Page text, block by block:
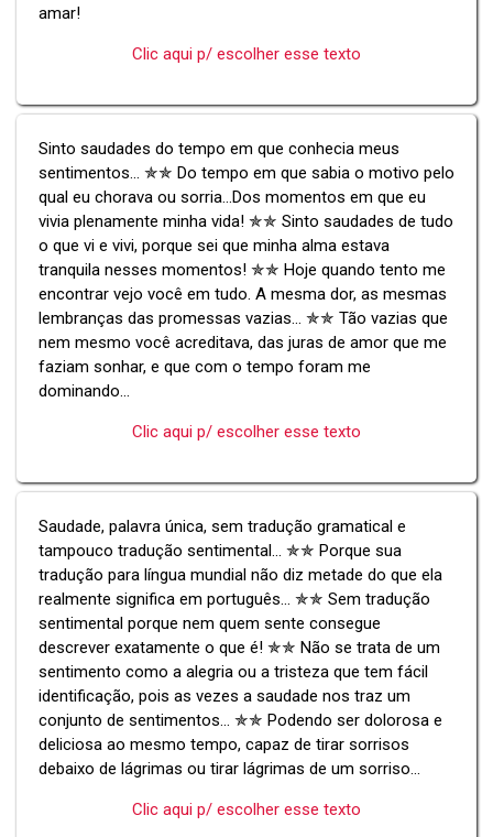
amar!
Clic aqui p/ escolher esse texto
Sinto saudades do tempo em que conhecia meus
sentimentos... ✯✯ Do tempo em que sabia o motivo pelo
qual eu chorava ou sorria...Dos momentos em que eu
vivia plenamente minha vida! ✯✯ Sinto saudades de tudo
o que vi e vivi, porque sei que minha alma estava
tranquila nesses momentos! ✯✯ Hoje quando tento me
encontrar vejo você em tudo. A mesma dor, as mesmas
lembranças das promessas vazias... ✯✯ Tão vazias que
nem mesmo você acreditava, das juras de amor que me
faziam sonhar, e que com o tempo foram me
dominando...
Clic aqui p/ escolher esse texto
Saudade, palavra única, sem tradução gramatical e
tampouco tradução sentimental... ✯✯ Porque sua
tradução para língua mundial não diz metade do que ela
realmente significa em português... ✯✯ Sem tradução
sentimental porque nem quem sente consegue
descrever exatamente o que é! ✯✯ Não se trata de um
sentimento como a alegria ou a tristeza que tem fácil
identificação, pois as vezes a saudade nos traz um
conjunto de sentimentos... ✯✯ Podendo ser dolorosa e
deliciosa ao mesmo tempo, capaz de tirar sorrisos
debaixo de lágrimas ou tirar lágrimas de um sorriso...
Clic aqui p/ escolher esse texto